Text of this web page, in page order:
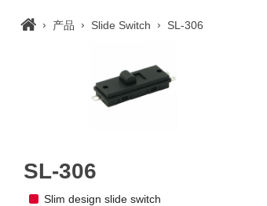
› 产品 › Slide Switch › SL-306
SL-306
Slim design slide switch